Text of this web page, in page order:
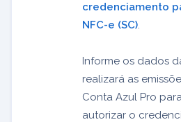
credenciamento
NFC-e (SC).
Informe os dados
realizará as
Conta Azul Pro
autorizar o